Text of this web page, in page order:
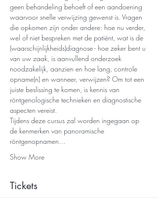
geen behandeling behoeft of een aandoening
waarvoor snelle verwijzing gewenst is. Vragen
die opkomen zijn onder andere: hoe nu verder,
wel of niet bespreken met de patiënt, wat is de
(waarschijnlijkheids)diagnose - hoe zeker bent u
van uw zaak, is aanvullend onderzoek
noodzakelijk, aanzien en hoe lang, controle
opname(n) en wanneer, verwijzen? Om tot een
juiste beslissing te komen, is kennis van
röntgenologische technieken en diagnostische
aspecten vereist.
Tijdens deze cursus zal worden ingegaan op
de kenmerken van panoramische
röntgenopnamen…
Show More
Tickets